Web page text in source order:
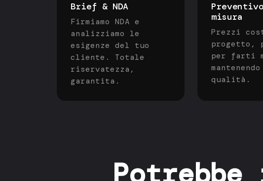
Brief & NDA
Firmiamo NDA e
analizziamo le
esigenze del tuo
cliente. Totale
riservatezza,
garantita.
misura
Prezzi
progetto,
per farti
qualità.